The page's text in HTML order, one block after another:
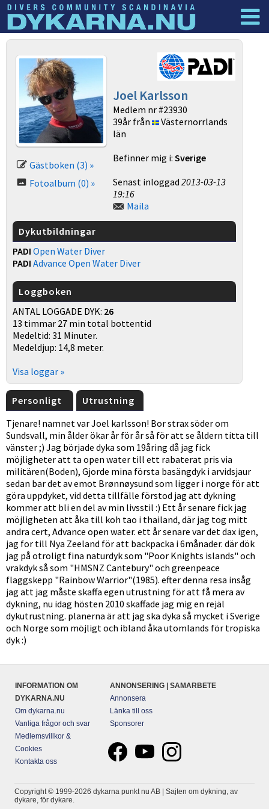
Dyknyheter Logga in
Gästboken (3) »
Fotoalbum (0) »
Joel Karlsson
Medlem nr #23930
39år från
Västernorrlands
län
Befinner mig i:Sverige
Senast inloggad2013-03-13
19:16
Maila
Dykutbildningar
PADI Open Water Diver
PADI Advance Open Water Diver
Loggboken
ANTAL LOGGADE DYK: 26
13 timmar 27 min total bottentid
Medeltid: 31 Minuter.
Medeldjup: 14,8 meter.
Visa loggar »
Personligt
Utrustning
Tjenare! namnet var Joel karlsson! Bor strax söder om
Sundsvall, min ålder ökar år för år så för att se åldern titta till
vänster ;) Jag började dyka som 19åring då jag fick
möjligheter att ta open water till ett rabaterat pris via
militären(Boden), Gjorde mina första basängdyk i arvidsjaur
sedan bar det av emot Brønnøysund som ligger i norge för att
göra uppdyket, vid detta tillfälle förstod jag att dykning
kommer att bli en del av min livsstil :) Ett år senare fick jag
möjligheten att åka till koh tao i thailand, där jag tog mitt
andra cert, Advance open water. ett år senare var det dax igen,
jag for till Nya Zeeland för att backpacka i 6månader. där dök
jag på otroligt fina naturdyk som "Poor Knights islands" och
vrakdyk så som "HMSNZ Cantebury" och greenpeace
flaggskepp "Rainbow Warrior"(1985). efter denna resa insåg
jag att jag måste skaffa egen utrustning för att få mera av
dykning, nu idag hösten 2010 skaffade jag mig en rejäl
dykutrustning. planerna är att jag ska dyka så mycket i Sverige
och Norge som möjligt och ibland åka utomlands för tropiska
dyk :)
INFORMATION OM
DYKARNA.NU
Om dykarna.nu
Vanliga frågor och svar
Medlemsvillkor &
Cookies
Kontakta oss
ANNONSERING | SAMARBETE
Annonsera
Länka till oss
Sponsorer
Copyright © 1999-2026 dykarna punkt nu AB | Sajten om dykning, av
dykare, för dykare.